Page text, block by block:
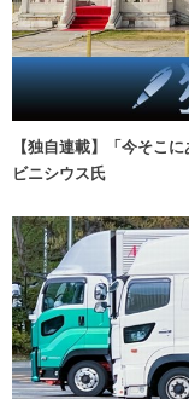
【独自連載】「今そこ
ビニシウス氏